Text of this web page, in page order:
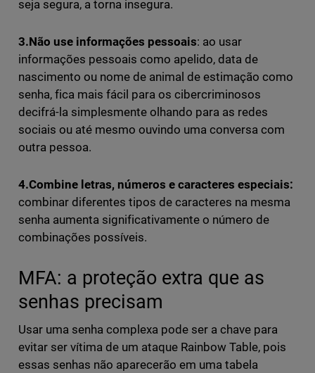
seja segura, a torna insegura.
3.Não use informações pessoais: ao usar
informações pessoais como apelido, data de
nascimento ou nome de animal de estimação como
senha, fica mais fácil para os cibercriminosos
decifrá-la simplesmente olhando para as redes
sociais ou até mesmo ouvindo uma conversa com
outra pessoa.
4.Combine letras, números e caracteres especiais:
combinar diferentes tipos de caracteres na mesma
senha aumenta significativamente o número de
combinações possíveis.
MFA: a proteção extra que as
senhas precisam
Usar uma senha complexa pode ser a chave para
evitar ser vítima de um ataque Rainbow Table, pois
essas senhas não aparecerão em uma tabela